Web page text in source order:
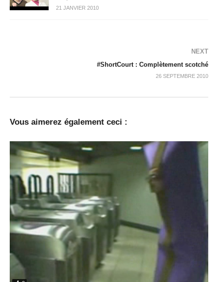
21 JANVIER 2010
NEXT
#ShortCourt : Complètement scotché
26 SEPTEMBRE 2010
Vous aimerez également ceci :